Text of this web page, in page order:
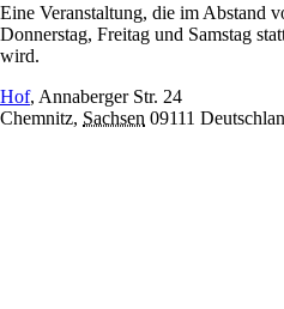
Eine Veranstaltung, die im Abstand
Donnerstag, Freitag und Samstag
wird.
Hof, Annaberger Str. 24
Chemnitz, Sachsen 09111